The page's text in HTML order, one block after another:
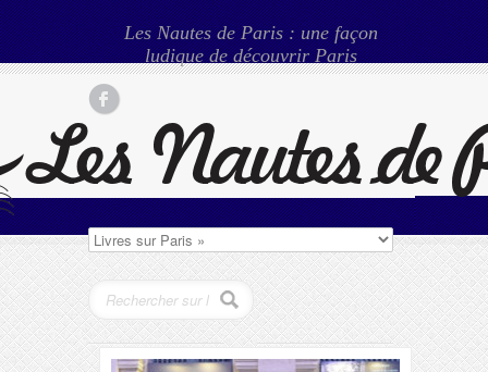
Les Nautes de Paris : une façon
ludique de découvrir Paris